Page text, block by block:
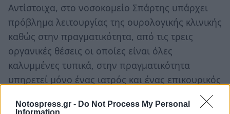
Notospress.gr - Do Not Process My Personal
Information
Αντίστοιχα, στο νοσοκομείο Σπάρτης υπάρχει
πρόβλημα λειτουργίας της ουρολογικής κλινικής
καθώς στην πραγματικότητα, από τις τρεις
οργανικές θέσεις οι οποίες είναι όλες
καλυμμένες τυπικά, στην πραγματικότητα
υπηρετεί μόνο ένας ιατρός και ένας επικουρικός
νοσοκομείο της Αττικής ενώ ο τρίτος βρίσκεται